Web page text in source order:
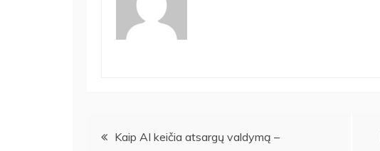
Navigacija
Kaip AI keičia atsargų valdymą –